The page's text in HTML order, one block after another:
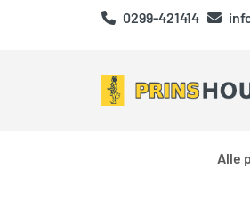
0299-421414
Alle